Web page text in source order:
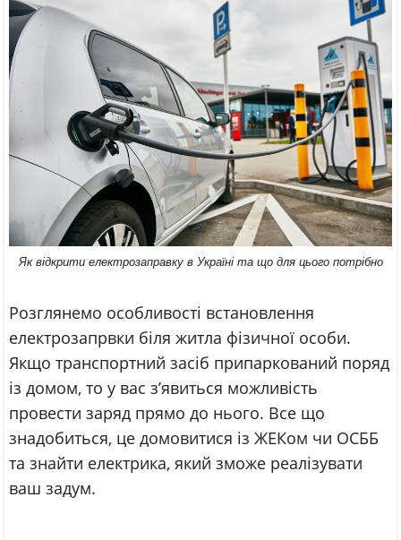
Як відкрити електрозаправку в Україні та що для цього потрібно
Розглянемо особливості встановлення
електрозапрвки біля житла фізичної особи.
Якщо транспортний засіб припаркований поряд
із домом, то у вас з’явиться можливість
провести заряд прямо до нього. Все що
знадобиться, це домовитися із ЖЕКом чи ОСББ
та знайти електрика, який зможе реалізувати
ваш задум.